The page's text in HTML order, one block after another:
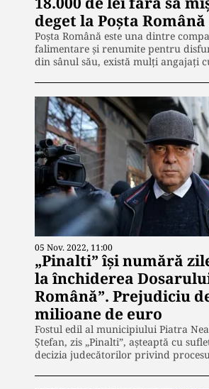
deget la Poșta Română
Poșta Română este una dintre
falimentare și renumite pentru
din sânul său, există mulți angajați
05 Nov. 2022, 11:00
„Pinalti” își numără
la închiderea
Română”. Prejudiciu
milioane de euro
Fostul edil al municipiului Piatra
Ștefan, zis „Pinalti”, așteaptă cu
decizia judecătorilor privind